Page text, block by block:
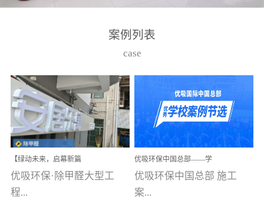
高技能的团队。汇聚了众
取得了多项产品技术专利
和多项国家版权局著作
权，获得高新技术企业称
号。生产优势自主生产自
给自足，优吸公司于2015
在广州番禺区成功建立产
品线生产基地，工厂拥有
自动化生产设备和成熟的
案例列表
case
【绿动未来，启幕新篇
章】优吸环保中标深圳安
居乐寓，超大型工装室内
空气治理项目顺利启航，
优吸环保·除甲醛大型工
程...
优吸环保中国总部——学
校施工案例(节选)
优吸环保中国总部 施工
案...